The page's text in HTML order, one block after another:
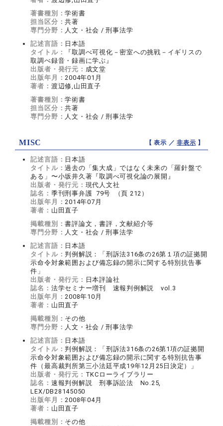
著書種別：学術書
担当区分：共著
専門分野： 人文・社会 / 刑事法学
記述言語： 日本語
タイトル：
『取調べ可視化－密室への挑戦－イギリスの
取調べ録音・録画に学ぶ』
出版者・発行元： 成文堂
出版年月：2004年01月
著者： 渡辺修,山田直子
著書種別：学術書
担当区分：共著
専門分野： 人文・社会 / 刑事法学
MISC 【 表示 ／非表示 】
記述言語： 日本語
タイトル：過去の「集大成」ではなく未来の「羅針盤で
ある」〜小坂井久著『取調べ可視化論の展開』
出版者・発行元： 現代人文社
誌名： 季刊刑事弁護 79号 （頁 212）
出版年月：2014年07月
著者： 山田直子
掲載種別：書評論文，書評，文献紹介等
専門分野： 人文・社会 / 刑事法学
記述言語： 日本語
タイトル： 判例解説：「刑訴法316条の26第１項の証拠開
示命令対象範囲および備忘録の開示に関する特別抗告事
件」
出版者・発行元： 日本評論社
誌名： 法学セミナー増刊 速報判例解説 vol.3
出版年月：2008年10月
著者： 山田直子
掲載種別： その他
専門分野： 人文・社会 / 刑事法学
記述言語： 日本語
タイトル： 判例解説：「刑訴法316条の26第1項の証拠開
示命令対象範囲および備忘録の開示に関する特別抗告事
件（最高裁判所第三小法廷平成19年12月25日決定）」
出版者・発行元： TKCローライブラリー
誌名： 速報判例解説 刑事訴訟法 No.25,
LEX/DB28145050
出版年月：2008年04月
著者： 山田直子
掲載種別： その他